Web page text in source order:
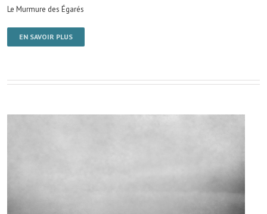
Le Murmure des Égarés
EN SAVOIR PLUS